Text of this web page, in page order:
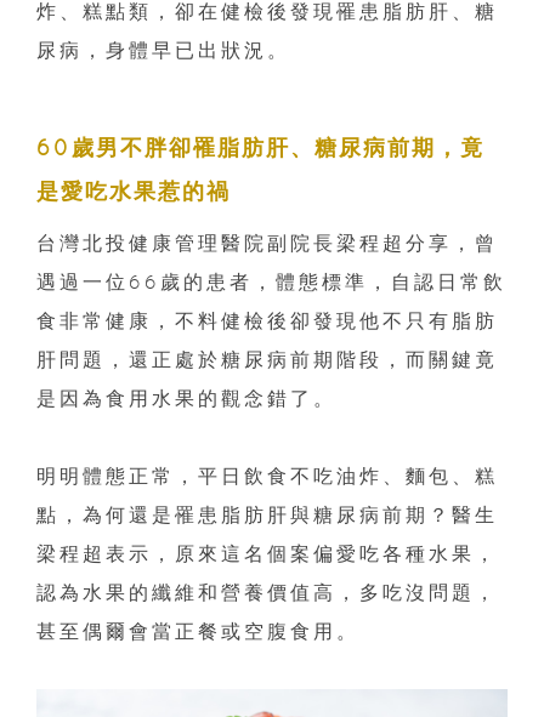
炸、糕點類，卻在健檢後發現罹患脂肪肝、糖
尿病，身體早已出狀況。
60歲男不胖卻罹脂肪肝、糖尿病前期，竟
是愛吃水果惹的禍
台灣北投健康管理醫院副院長梁程超分享，曾
遇過一位66歲的患者，體態標準，自認日常飲
食非常健康，不料健檢後卻發現他不只有脂肪
肝問題，還正處於糖尿病前期階段，而關鍵竟
是因為食用水果的觀念錯了。
明明體態正常，平日飲食不吃油炸、麵包、糕
點，為何還是罹患脂肪肝與糖尿病前期？醫生
梁程超表示，原來這名個案偏愛吃各種水果，
認為水果的纖維和營養價值高，多吃沒問題，
甚至偶爾會當正餐或空腹食用。